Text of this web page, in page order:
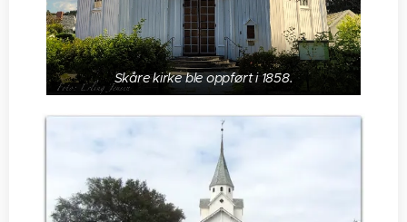
Skåre kirke ble oppført i 1858.